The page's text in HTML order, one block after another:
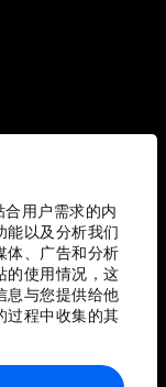
用户需求的内
能以及分析我们
体、广告和分析
的使用情况，这
息与您提供给他
过程中收集的其